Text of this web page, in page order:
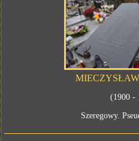
(1900 -
Szeregowy.